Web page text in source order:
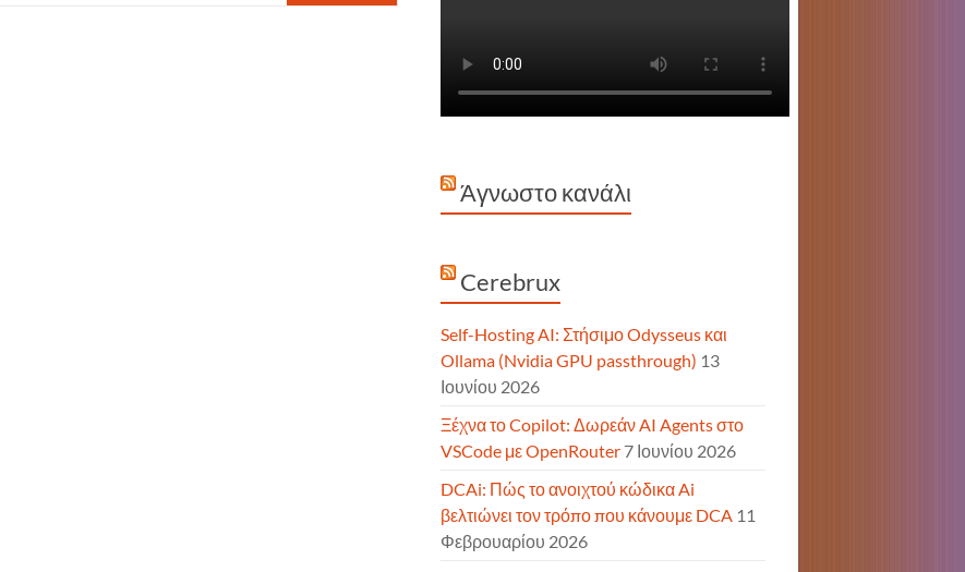
Άγνωστο κανάλι
Cerebrux
Self-Hosting AI: Στήσιμο Odysseus και
Ollama (Nvidia GPU passthrough) 13
Ιουνίου 2026
Ξέχνα το Copilot: Δωρεάν AI Agents στο
VSCode με OpenRouter 7 Ιουνίου 2026
DCAi: Πώς το ανοιχτού κώδικα Ai
βελτιώνει τον τρόπο που κάνουμε DCA 11
Φεβρουαρίου 2026